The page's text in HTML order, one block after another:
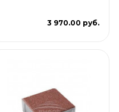
3 970.00 руб.